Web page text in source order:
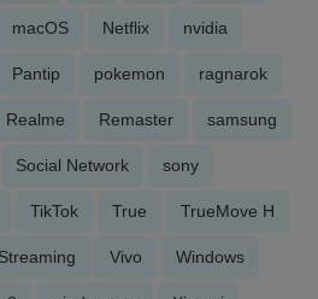
macOS Netflix nvidia
Pantip pokemon ragnarok
Realme Remaster samsung
Social Network sony
TikTok True TrueMove H
Vivo Windows